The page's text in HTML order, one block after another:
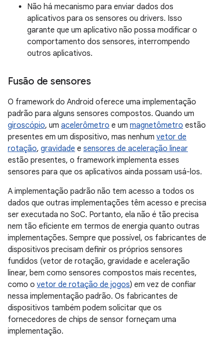
Não há mecanismo para enviar dados dos
aplicativos para os sensores ou drivers. Isso
garante que um aplicativo não possa modificar o
comportamento dos sensores, interrompendo
outros aplicativos.
Fusão de sensores
O framework do Android oferece uma implementação
padrão para alguns sensores compostos. Quando um
giroscópio, um acelerômetro e um magnetômetro estão
presentes em um dispositivo, mas nenhum vetor de
rotação, gravidade e sensores de aceleração linear
estão presentes, o framework implementa esses
sensores para que os aplicativos ainda possam usá-los.
A implementação padrão não tem acesso a todos os
dados que outras implementações têm acesso e precisa
ser executada no SoC. Portanto, ela não é tão precisa
nem tão eficiente em termos de energia quanto outras
implementações. Sempre que possível, os fabricantes de
dispositivos precisam definir os próprios sensores
fundidos (vetor de rotação, gravidade e aceleração
linear, bem como sensores compostos mais recentes,
como o vetor de rotação de jogos) em vez de confiar
nessa implementação padrão. Os fabricantes de
dispositivos também podem solicitar que os
fornecedores de chips de sensor forneçam uma
implementação.